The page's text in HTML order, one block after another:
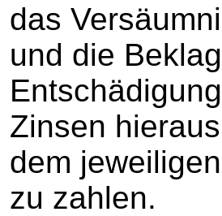
das
und die
Zinsen
dem
zu zahlen.